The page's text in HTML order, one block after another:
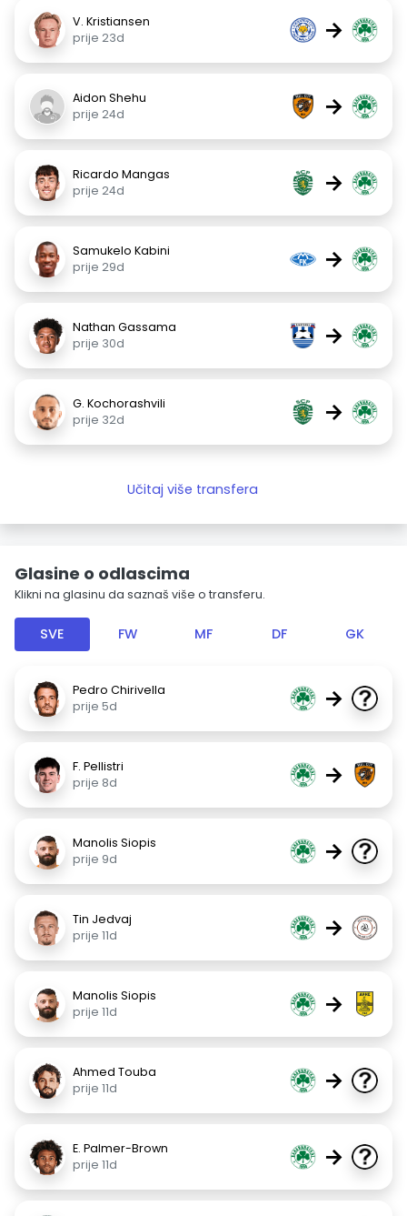
V. Kristiansen
prije 23d
→
Aidon Shehu
prije 24d
→
Ricardo Mangas
prije 24d
→
Samukelo Kabini
prije 29d
→
Nathan Gassama
prije 30d
→
G. Kochorashvili
prije 32d
→
Učitaj više transfera
Glasine o odlascima
Klikni na glasinu da saznaš više o transferu.
SVE FW MF DF GK
Pedro Chirivella
prije 5d
→
F. Pellistri
prije 8d
→
Manolis Siopis
prije 9d
→
Tin Jedvaj
prije 11d
→
Manolis Siopis
prije 11d
→
Ahmed Touba
prije 11d
→
E. Palmer-Brown
prije 11d
→